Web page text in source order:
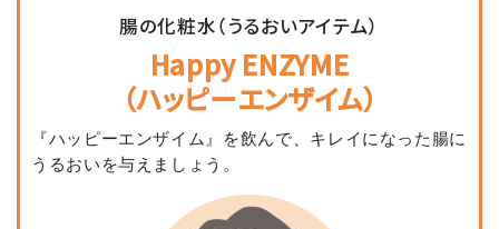
腸の化粧水（うるおいアイテム）
Happy ENZYME
（ハッピーエンザイム）
『ハッピーエンザイム』を飲んで、キレイになった腸に
うるおいを与えましょう。